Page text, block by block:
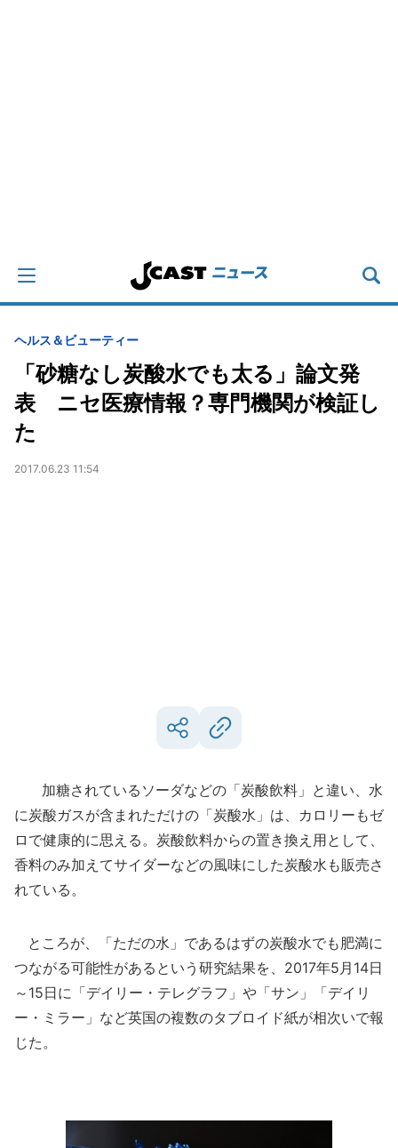
ヘルス＆ビューティー
「砂糖なし炭酸水でも太る」論文発
表 ニセ医療情報？専門機関が検証し
た
2017.06.23 11:54
加糖されているソーダなどの「炭酸飲料」と違い、水
に炭酸ガスが含まれただけの「炭酸水」は、カロリーもゼ
ロで健康的に思える。炭酸飲料からの置き換え用として、
香料のみ加えてサイダーなどの風味にした炭酸水も販売さ
れている。
ところが、「ただの水」であるはずの炭酸水でも肥満に
つながる可能性があるという研究結果を、2017年5月14日
～15日に「デイリー・テレグラフ」や「サン」「デイリ
ー・ミラー」など英国の複数のタブロイド紙が相次いで報
じた。